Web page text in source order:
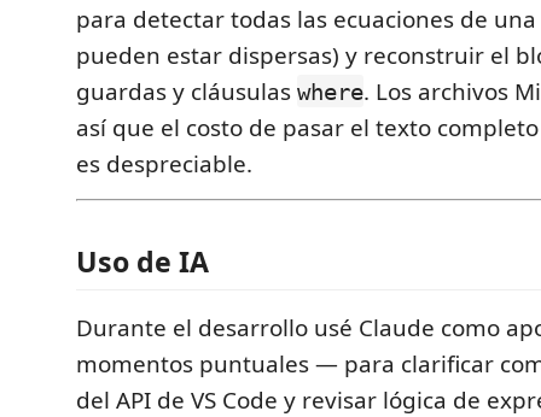
para detectar todas las ecuaciones de
pueden estar dispersas) y reconstruir el
guardas y cláusulas where. Los archivos
así que el costo de pasar el texto
es despreciable.
Uso de IA
Durante el desarrollo usé Claude como
momentos puntuales — para clarificar
del API de VS Code y revisar lógica de